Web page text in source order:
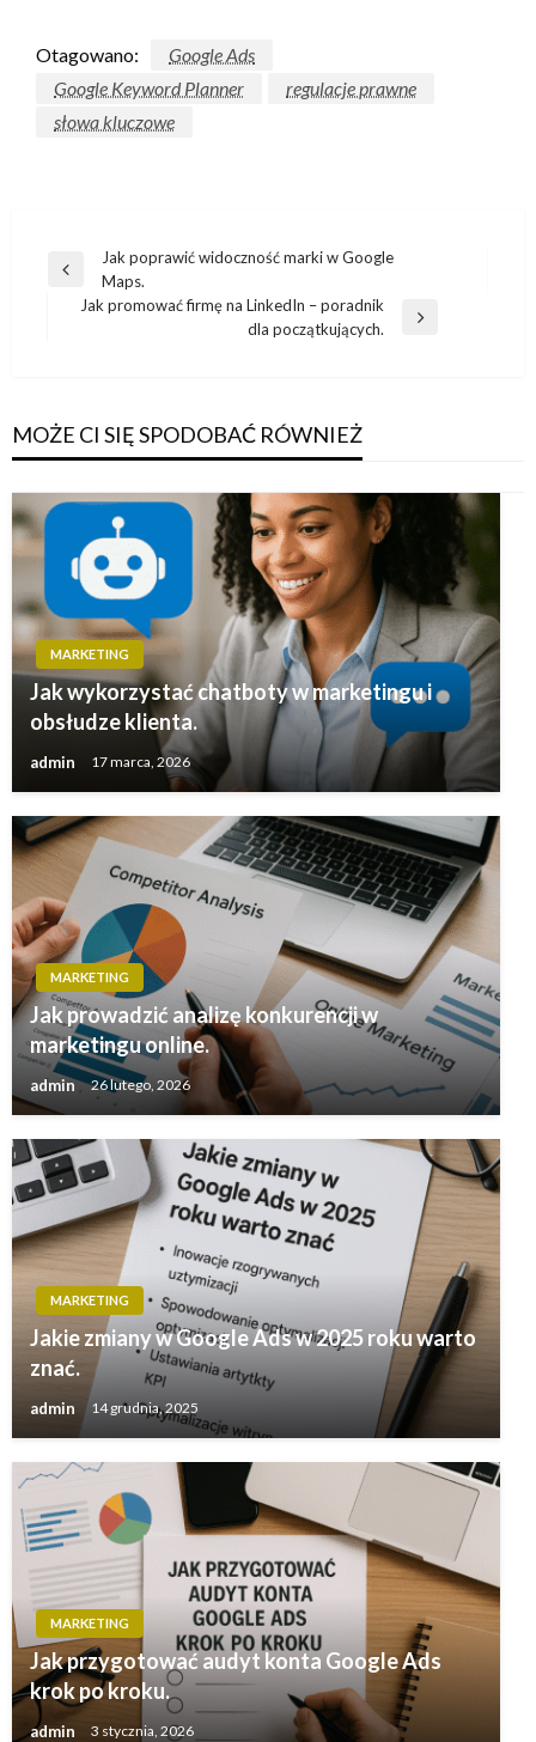
Otagowano:
Google Ads
Google Keyword Planner
regulacje prawne
słowa kluczowe
Nawigacja
wpisu
Poprzedni
Jak poprawić widoczność marki w Google
Maps.
Jak promować firmę na LinkedIn – poradnik
dla początkujących.
MOŻE CI SIĘ SPODOBAĆ RÓWNIEŻ
MARKETING
Jak wykorzystać chatboty w marketingu i
obsłudze klienta.
admin 17 marca, 2026
MARKETING
Jak prowadzić analizę konkurencji w
marketingu online.
admin 26 lutego, 2026
MARKETING
Jakie zmiany w Google Ads w 2025 roku warto
znać.
admin 14 grudnia, 2025
MARKETING
Jak przygotować audyt konta Google Ads
krok po kroku.
admin 3 stycznia, 2026